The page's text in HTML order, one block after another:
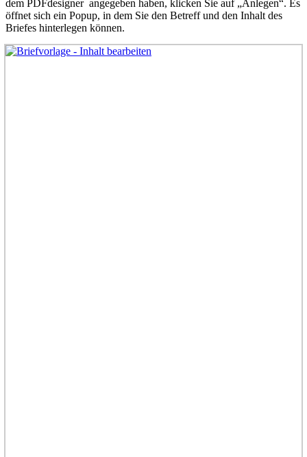
dem PDFdesigner angegeben haben, klicken Sie auf „Anlegen“. Es
öffnet sich ein Popup, in dem Sie den Betreff und den Inhalt des
Briefes hinterlegen können.